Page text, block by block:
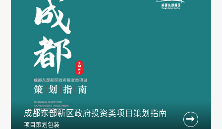
成都东部新区政府投资类项目策划指南
项目策划包装
